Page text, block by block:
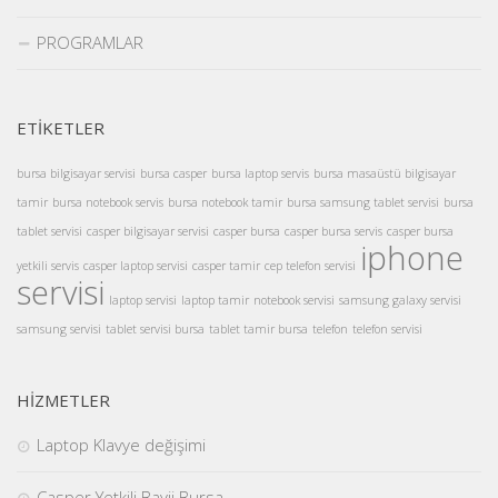
PROGRAMLAR
ETİKETLER
bursa bilgisayar servisi bursa casper bursa laptop servis bursa masaüstü bilgisayar
tamir bursa notebook servis bursa notebook tamir bursa samsung tablet servisi bursa
tablet servisi casper bilgisayar servisi casper bursa casper bursa servis casper bursa
yetkili servis casper laptop servisi casper tamir cep telefon servisi iphone
servisi laptop servisi laptop tamir notebook servisi samsung galaxy servisi
samsung servisi tablet servisi bursa tablet tamir bursa telefon telefon servisi
HİZMETLER
Laptop Klavye değişimi